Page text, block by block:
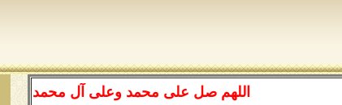
اللهم صل على محمد وعلى آل محمد كما صليت على